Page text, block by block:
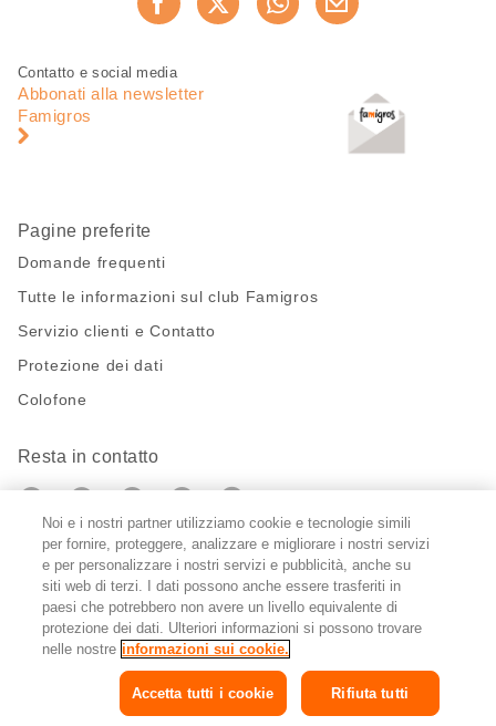
Consiglia ora
Piè
pagina
Navigazione
pagina
Contatto e social media
Abbonati alla newsletter
Famigros
Pagine preferite
Domande frequenti
Tutte le informazioni sul club Famigros
Servizio clienti e Contatto
Protezione dei dati
Colofone
Resta in contatto
https://twitter.com/migros?
https://www.youtube.com/user/
PinterestInstagram
Impostazioni cookie
© 2026 Federazione delle cooperative Migros
FR IT
Noi e i nostri partner utilizziamo cookie e tecnologie simili
per fornire, proteggere, analizzare e migliorare i nostri servizi
e per personalizzare i nostri servizi e pubblicità, anche su
siti web di terzi. I dati possono anche essere trasferiti in
paesi che potrebbero non avere un livello equivalente di
protezione dei dati. Ulteriori informazioni si possono trovare
nelle nostre informazioni sui cookie.
Rifiuta tutti
Accetta tutti i cookie